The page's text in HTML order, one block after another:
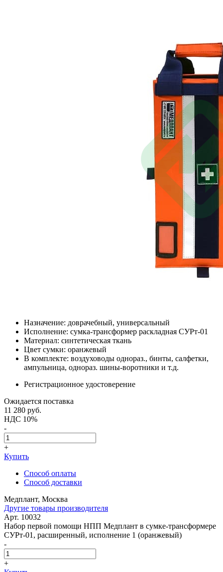
Назначение: доврачебный, универсальный
Исполнение: сумка-трансформер раскладная СУРт-01
Материал: синтетическая ткань
Цвет сумки: оранжевый
В комплекте: воздуховоды однораз., бинты, салфетки,
ампульница, однораз. шины-воротники и т.д.
Регистрационное удостоверение
Ожидается поставка
11 280 руб.
НДС 10%
-
+
Купить
Способ оплаты
Способ доставки
Медплант, Москва
Другие товары производителя
Арт. 10032
Набор первой помощи НПП Медплант в сумке-трансформере
СУРт-01, расширенный, исполнение 1 (оранжевый)
-
+